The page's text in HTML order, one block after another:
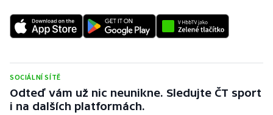
SOCIÁLNÍ SÍTĚ
Odteď vám už nic neunikne. Sledujte ČT sport
i na dalších platformách.